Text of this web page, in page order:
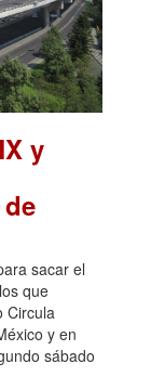
y
sacar el
que
Circula
y en
sábado